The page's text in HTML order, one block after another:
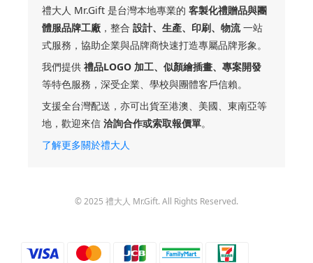
禮大人 Mr.Gift 是台灣本地專業的 客製化禮贈品與團
體服品牌工廠 ，整合 設計、生產、印刷、物流一站
式服務，協助企業與品牌商快速打造專屬品牌形象。
我們提供 禮品LOGO 加工、似顏繪插畫、專案開發
等特色服務，深受企業、學校與團體客戶信賴。
支援全台灣配送，亦可出貨至港澳、美國、東南亞等
地，歡迎來信 洽詢合作或索取報價單。
了解更多關於禮大人
© 2025 禮大人 Mr.Gift. All Rights Reserved.